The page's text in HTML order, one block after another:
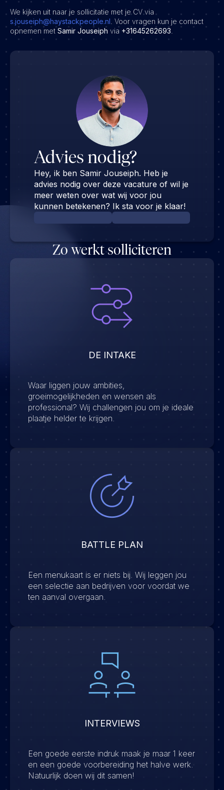
We kijken uit naar je sollicitatie met je CV via
s.jouseiph@haystackpeople.nl . Voor vragen kun je contact
opnemen met Samir Jouseiph via +31645262693
Advies nodig?
Hey, ik ben Samir Jouseiph. Heb je
advies nodig over deze vacature of wil je
meer weten over wat wij voor jou
kunnen betekenen? Ik sta voor je klaar!
Zo werkt solliciteren
DE INTAKE
Waar liggen jouw ambities,
groeimogelijkheden en wensen als
professional? Wij challengen jou om je ideale
plaatje helder te krijgen.
BATTLE PLAN
Een menukaart is er niets bij. Wij leggen jou
een selectie aan bedrijven voor voordat we
ten aanval overgaan.
INTERVIEWS
Een goede eerste indruk maak je maar 1 keer
en een goede voorbereiding het halve werk.
Natuurlijk doen wij dit samen!